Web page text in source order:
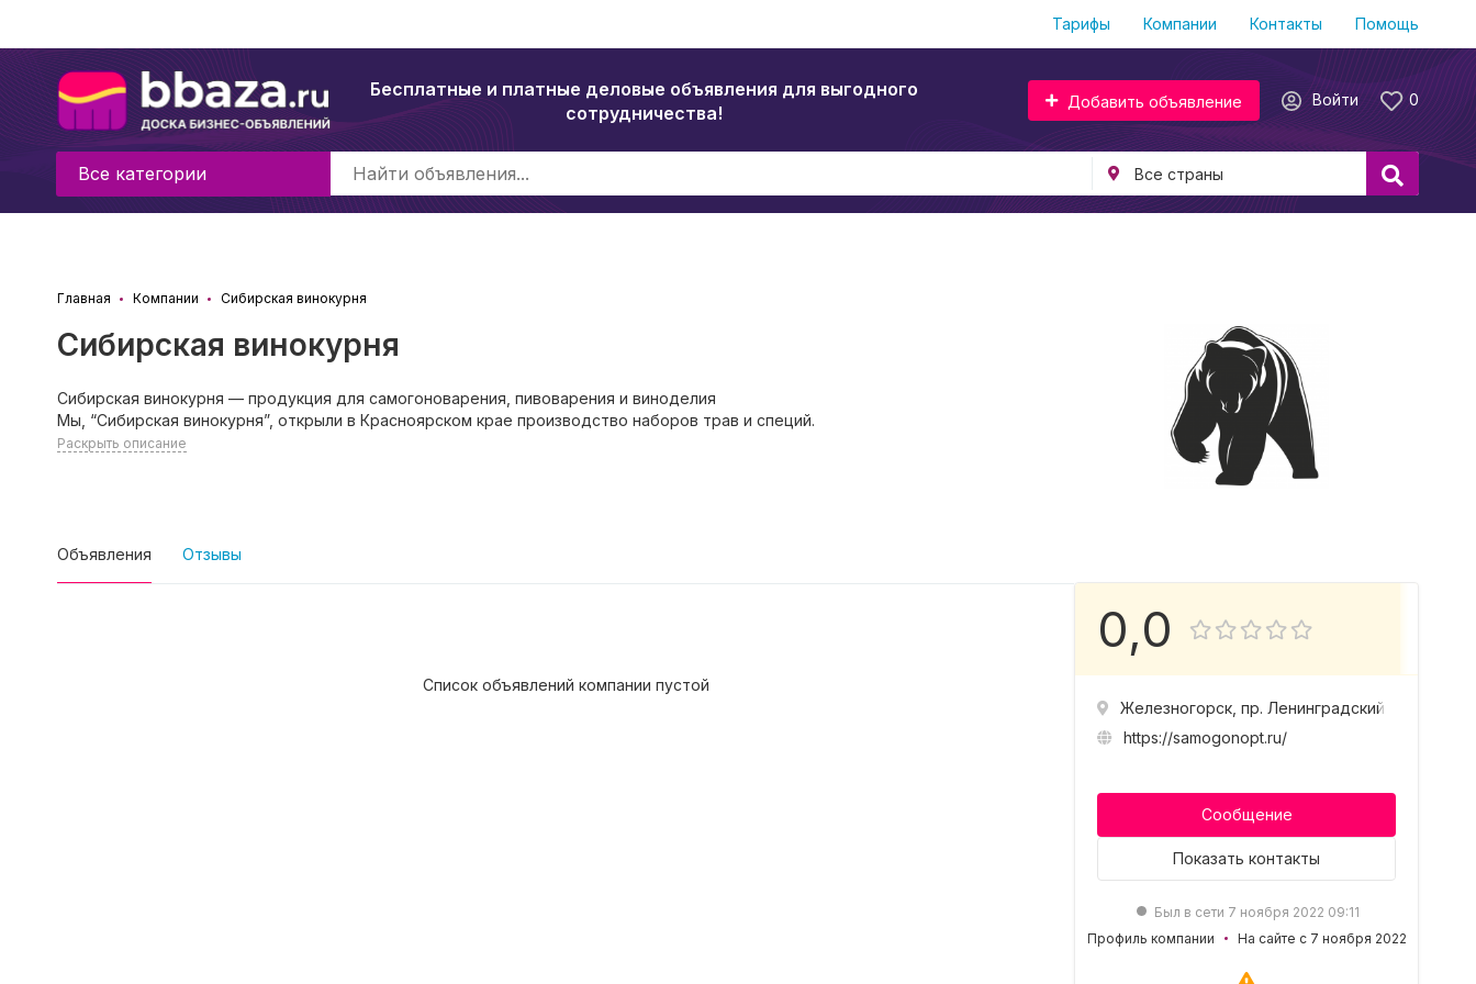
Тарифы Компании Контакты Помощь
Бесплатные и платные деловые объявления для выгодного
сотрудничества!
0
Войти
Добавить объявление
Все категории
Главная Компании Сибирская винокурня
Сибирская винокурня
Сибирская винокурня — продукция для самогоноварения, пивоварения и виноделия
Мы, “Сибирская винокурня”, открыли в Красноярском крае производство наборов трав и специй.
Раскрыть описание
Объявления Отзывы
Список объявлений компании пустой
0,0
Железногорск, пр. Ленинградский д. 35
https://samogonopt.ru/
Сообщение
Показать контакты
Был в сети 7 ноября 2022 09:11
Профиль компании
На сайте с 7 ноября 2022